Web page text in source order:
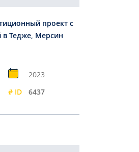
проект с
в Тедже, Мерсин
2023
# ID 6437